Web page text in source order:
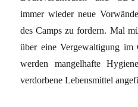
immer wieder neue
des Camps zu fordern. Mal
über eine Vergewaltigung im
werden mangelhafte
verdorbene Lebensmittel